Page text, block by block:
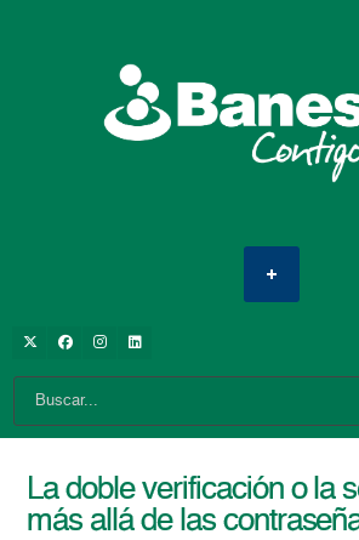
La doble verificación o la
más allá de las